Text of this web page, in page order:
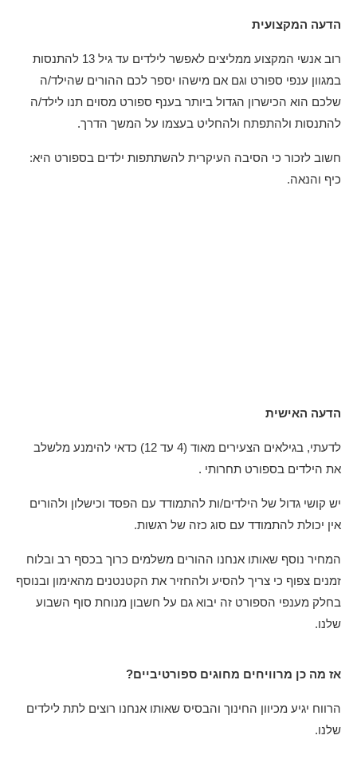
הדעה המקצועית
רוב אנשי המקצוע ממליצים לאפשר לילדים עד גיל 13 להתנסות
במגוון ענפי ספורט וגם אם מישהו יספר לכם ההורים שהילד/ה
שלכם הוא הכישרון הגדול ביותר בענף ספורט מסוים תנו לילד/ה
להתנסות ולהתפתח ולהחליט בעצמו על המשך הדרך.
חשוב לזכור כי הסיבה העיקרית להשתתפות ילדים בספורט היא:
כיף והנאה.
הדעה האישית
לדעתי, בגילאים הצעירים מאוד (4 עד 12) כדאי להימנע מלשלב
את הילדים בספורט תחרותי .
יש קושי גדול של הילדים/ות להתמודד עם הפסד וכישלון ולהורים
אין יכולת להתמודד עם סוג כזה של רגשות.
המחיר נוסף שאותו אנחנו ההורים משלמים כרוך בכסף רב ובלוח
זמנים צפוף כי צריך להסיע ולהחזיר את הקטנטנים מהאימון ובנוסף
בחלק מענפי הספורט זה יבוא גם על חשבון מנוחת סוף השבוע
שלנו.
אז מה כן מרוויחים מחוגים ספורטיביים?
הרווח יגיע מכיוון החינוך והבסיס שאותו אנחנו רוצים לתת לילדים
שלנו.